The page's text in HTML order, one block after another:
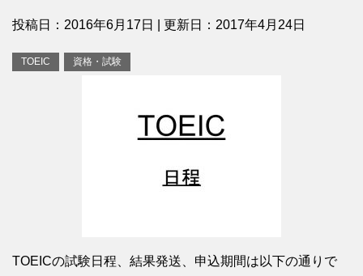
投稿日： 2016年6月17日 | 更新日： 2017年4月24日
TOEIC 資格・試験
TOEICの試験日程、結果発送、申込期間は以下の通りで